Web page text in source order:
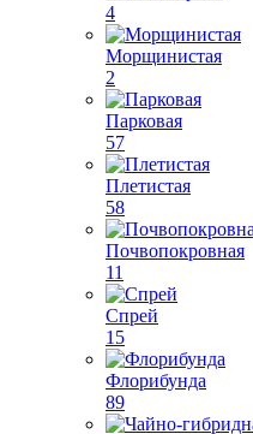
4
Морщинистая
2
Парковая
57
Плетистая
58
Почвопокровная
11
Спрей
15
Флорибунда
89